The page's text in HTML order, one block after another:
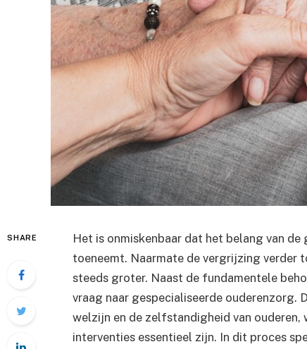
SHARE
Het is onmiskenbaar dat het belang van
toeneemt. Naarmate de vergrijzing verder
steeds groter. Naast de fundamentele
vraag naar gespecialiseerde ouderenzorg.
welzijn en de zelfstandigheid van
interventies essentieel zijn. In dit proces